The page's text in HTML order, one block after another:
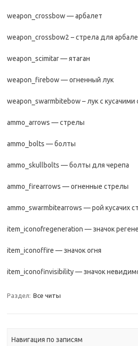
weapon_crossbow — арбалет
weapon_crossbow2 – стрела для
weapon_scimitar — ятаган
weapon_firebow — огненный лук
weapon_swarmbitebow – лук с кусачими
ammo_arrows — стрелы
ammo_bolts — болты
ammo_skullbolts — болты для черепа
ammo_firearrows — огненные стрелы
ammo_swarmbitearrows — рой кусачих
item_iconofregeneration — значок
item_iconoffire — значок огня
item_iconofinvisibility — значок
Раздел: Все читы
Навигация по записям